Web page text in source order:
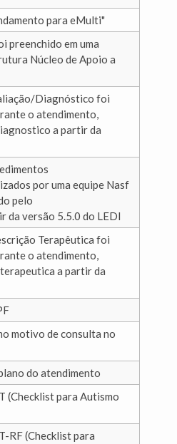
para eMulti"
preenchido em uma
Núcleo de Apoio a
Diagnóstico foi
o atendimento,
a partir da
por uma equipe Nasf
pelo
da versão 5.5.0 do LEDI
Terapêutica foi
o atendimento,
a partir da
motivo de consulta no
do atendimento
(Checklist para Autismo
RF (Checklist para